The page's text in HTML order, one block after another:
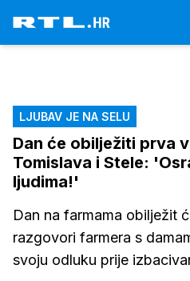
LJUBAV JE NA SELU
Dan će obilježiti prva
Tomislava i Stele:
ljudima!'
Dan na farmama obilježit
razgovori farmera s
svoju odluku prije